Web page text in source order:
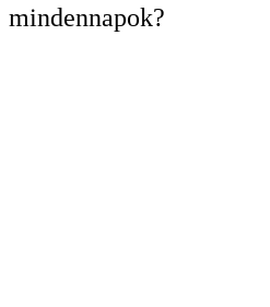
mindennapok?